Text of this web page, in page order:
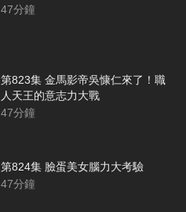
47分鐘
第823集 金馬影帝吳慷仁來了！職
人天王的意志力大戰
47分鐘
第824集 臉蛋美女腦力大考驗
47分鐘